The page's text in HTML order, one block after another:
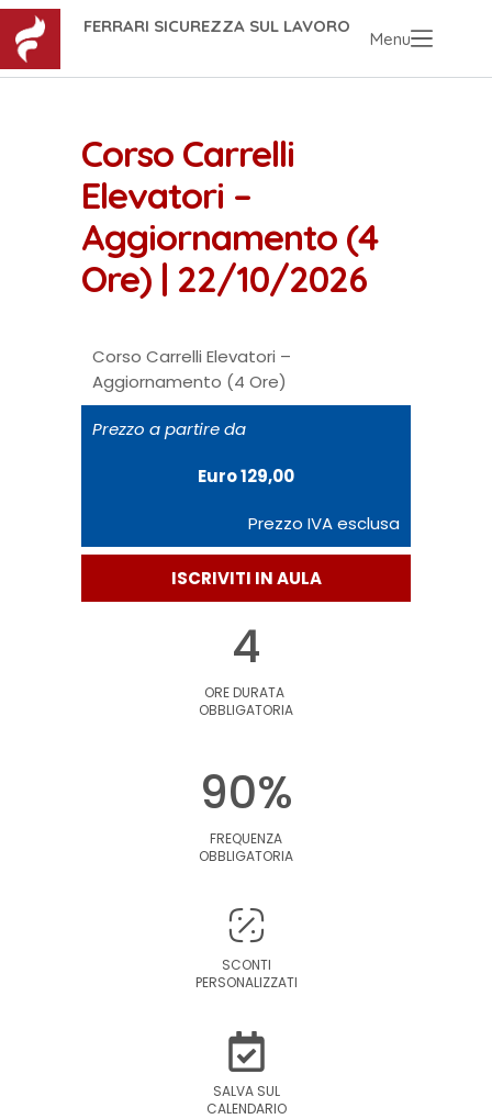
FERRARI SICUREZZA SUL LAVORO
Menu
Corso Carrelli
Elevatori –
Aggiornamento (4
Ore) | 22/10/2026
Corso Carrelli Elevatori –
Aggiornamento (4 Ore)
Prezzo a partire da
Euro 129,00
Prezzo IVA esclusa
ISCRIVITI IN AULA
4
ORE DURATA
OBBLIGATORIA
90%
FREQUENZA
OBBLIGATORIA
SCONTI
PERSONALIZZATI
SALVA SUL
CALENDARIO